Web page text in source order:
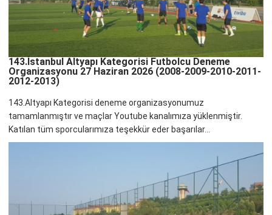
143.İstanbul Altyapı Kategorisi Futbolcu Deneme
Organizasyonu 27 Haziran 2026 (2008-2009-2010-2011-
2012-2013)
143.Altyapı Kategorisi deneme organizasyonumuz
tamamlanmıştır ve maçlar Youtube kanalımıza yüklenmiştir.
Katılan tüm sporcularımıza teşekkür eder başarılar...